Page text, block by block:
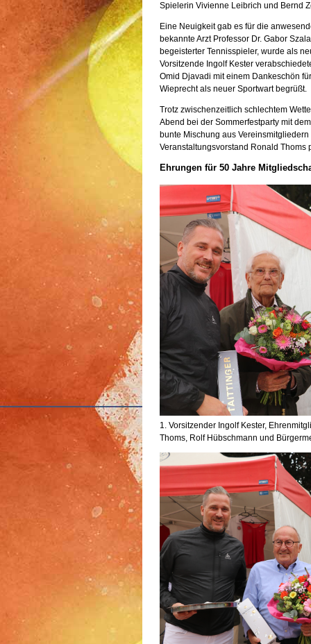
Spielerin Vivienne Leibrich und Bernd
Eine Neuigkeit gab es für die
bekannte Arzt Professor Dr. Gabor
begeisterter Tennisspieler, wurde als
Vorsitzende Ingolf Kester
Omid Djavadi mit einem Dankeschön
Wieprecht als neuer Sportwart begrüßt.
Trotz zwischenzeitlich schlechtem
Abend bei der Sommerfestparty mit
bunte Mischung aus
Veranstaltungsvorstand Ronald Thoms
Ehrungen für 50 Jahre
1. Vorsitzender Ingolf Kester,
Thoms, Rolf Hübschmann und